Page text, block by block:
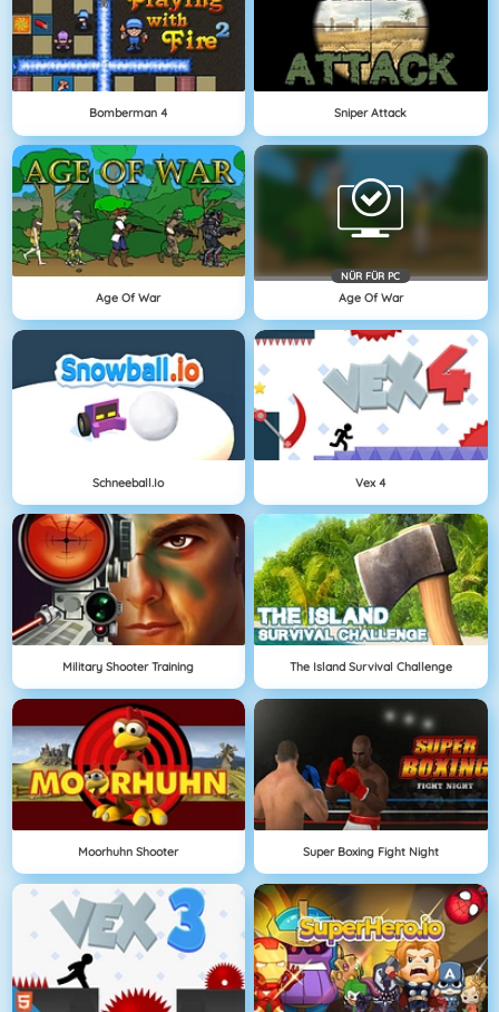
Bomberman 4 Sniper Attack
Age Of War
NÜR FÜR PC
Age Of War
Schneeball.io Vex 4
Military Shooter Training The Island Survival Challenge
Moorhuhn Shooter Super Boxing Fight Night